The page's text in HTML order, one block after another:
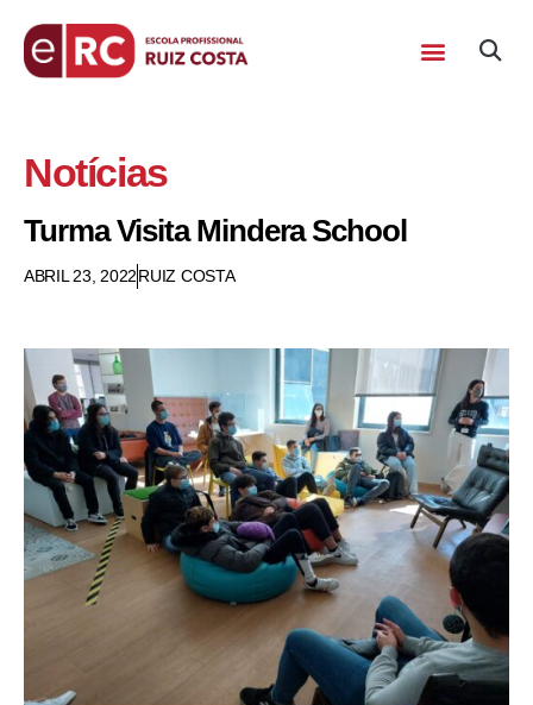
Notícias
Turma Visita Mindera School
ABRIL 23, 2022RUIZ COSTA